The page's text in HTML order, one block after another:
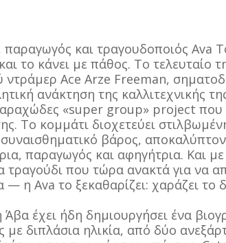
και τραγουδοποιός Ava
το κάνει με πάθος. Το τελευταίο
Ace Arze Freeman,
ανάκτηση της καλλιτεχνικής
«super group» project που
Το κομμάτι διοχετεύει
βάρος,
παραγωγός και αφηγήτρια. Και
που τώρα ανακτά για να
— η Ava το ξεκαθαρίζει: χαράζει το
Άβα έχει ήδη δημιουργήσει ένα
με διπλάσια ηλικία, από δύο